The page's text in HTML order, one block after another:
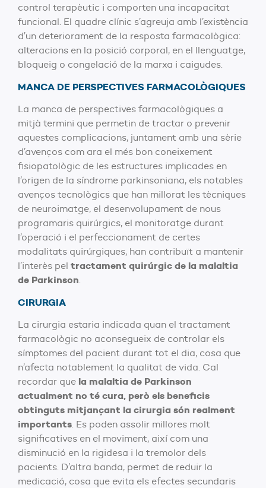
control terapèutic i comporten una incapacitat
funcional. El quadre clínic s’agreuja amb l’existència
d’un deteriorament de la resposta farmacològica:
alteracions en la posició corporal, en el llenguatge,
bloqueig o congelació de la marxa i caigudes.
MANCA DE PERSPECTIVES FARMACOLÒGIQUES
La manca de perspectives farmacològiques a
mitjà termini que permetin de tractar o prevenir
aquestes complicacions, juntament amb una sèrie
d’avenços com ara el més bon coneixement
fisiopatològic de les estructures implicades en
l’origen de la síndrome parkinsoniana, els notables
avenços tecnològics que han millorat les tècniques
de neuroimatge, el desenvolupament de nous
programaris quirúrgics, el monitoratge durant
l’operació i el perfeccionament de certes
modalitats quirúrgiques, han contribuït a mantenir
l’interès pel tractament quirúrgic de la malaltia
de Parkinson.
CIRURGIA
La cirurgia estaria indicada quan el tractament
farmacològic no aconsegueix de controlar els
símptomes del pacient durant tot el dia, cosa que
n’afecta notablement la qualitat de vida. Cal
recordar que la malaltia de Parkinson
actualment no té cura, però els beneficis
obtinguts mitjançant la cirurgia són realment
importants. Es poden assolir millores molt
significatives en el moviment, així com una
disminució en la rigidesa i la tremolor dels
pacients. D’altra banda, permet de reduir la
medicació, cosa que evita els efectes secundaris